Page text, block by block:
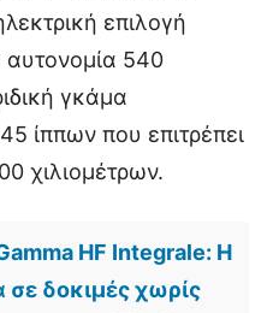
επιλογή
αυτονομία 540
γκάμα
ίππων που επιτρέπει
χιλιομέτρων.
HF Integrale: Η
σε δοκιμές χωρίς